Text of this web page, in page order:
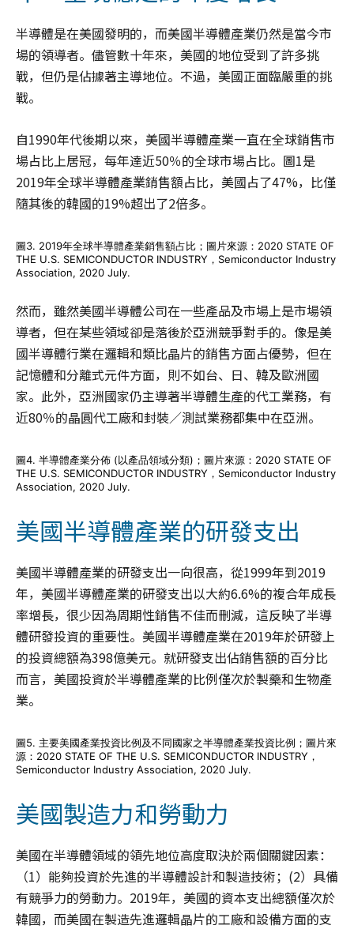
半導體是在美國發明的，而美國半導體產業仍然是當今市
場的領導者。儘管數十年來，美國的地位受到了許多挑
戰，但仍是佔據著主導地位。不過，美國正面臨嚴重的挑
戰。
自1990年代後期以來，美國半導體產業一直在全球銷售市
場占比上居冠，每年達近50％的全球市場占比。圖1是
2019年全球半導體產業銷售額占比，美國占了47%，比僅
隨其後的韓國的19%超出了2倍多。
圖3. 2019年全球半導體產業銷售額占比；圖片來源：2020 STATE OF
THE U.S. SEMICONDUCTOR INDUSTRY，Semiconductor Industry
Association, 2020 July.
然而，雖然美國半導體公司在一些產品及市場上是市場領
導者，但在某些領域卻是落後於亞洲競爭對手的。像是美
國半導體行業在邏輯和類比晶片的銷售方面占優勢，但在
記憶體和分離式元件方面，則不如台、日、韓及歐洲國
家。此外，亞洲國家仍主導著半導體生產的代工業務，有
近80％的晶圓代工廠和封裝／測試業務都集中在亞洲。
圖4. 半導體產業分佈 (以產品領域分類)；圖片來源：2020 STATE OF
THE U.S. SEMICONDUCTOR INDUSTRY，Semiconductor Industry
Association, 2020 July.
美國半導體產業的研發支出
美國半導體產業的研發支出一向很高，從1999年到2019
年，美國半導體產業的研發支出以大約6.6%的複合年成長
率增長，很少因為周期性銷售不佳而刪減，這反映了半導
體研發投資的重要性。美國半導體產業在2019年於研發上
的投資總額為398億美元。就研發支出佔銷售額的百分比
而言，美國投資於半導體產業的比例僅次於製藥和生物產
業。
圖5. 主要美國產業投資比例及不同國家之半導體產業投資比例；圖片來
源：2020 STATE OF THE U.S. SEMICONDUCTOR INDUSTRY，
Semiconductor Industry Association, 2020 July.
美國製造力和勞動力
美國在半導體領域的領先地位高度取決於兩個關鍵因素：
（1）能夠投資於先進的半導體設計和製造技術；(2）具備
有競爭力的勞動力。2019年，美國的資本支出總額僅次於
韓國，而美國在製造先進邏輯晶片的工廠和設備方面的支